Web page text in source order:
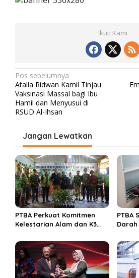
Ikuti Kami
N
a
v
i
g
a
s
i
p
o
s
Pos sebelumnya
Atalia Ridwan Kamil Tinjau
Vaksinasi Massal bagi Ibu
Hamil dan Menyusui di
RSUD Al-Ihsan
Jangan Lewatkan
PTBA Perkuat Komitmen
Kelestarian Alam dan K3
PTBA
Darah